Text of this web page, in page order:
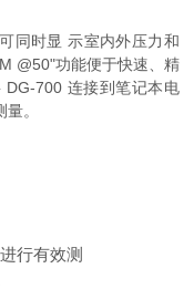
同时显 示室内外压力和
@50"功能便于快速、精
700 连接到笔记本电
。
行有效测